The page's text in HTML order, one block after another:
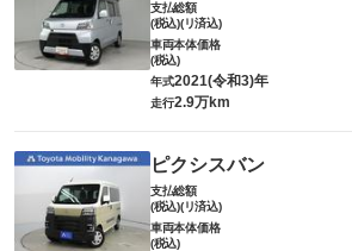
支払総額
(税込)(リ済込)
車両本体価格
(税込)
年式2021(令和3)年
走行2.9万km
ピクシスバン
支払総額
(税込)(リ済込)
車両本体価格
(税込)